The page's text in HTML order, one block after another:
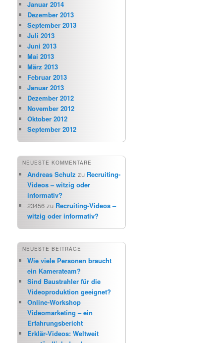
Januar 2014
Dezember 2013
September 2013
Juli 2013
Juni 2013
Mai 2013
März 2013
Februar 2013
Januar 2013
Dezember 2012
November 2012
Oktober 2012
September 2012
NEUESTE KOMMENTARE
Andreas Schulz zu Recruiting-
Videos – witzig oder
informativ?
23456 zu Recruiting-Videos –
witzig oder informativ?
NEUESTE BEITRÄGE
Wie viele Personen braucht
ein Kamerateam?
Sind Baustrahler für die
Videoproduktion geeignet?
Online-Workshop
Videomarketing – ein
Erfahrungsbericht
Erklär-Videos: Weltweit